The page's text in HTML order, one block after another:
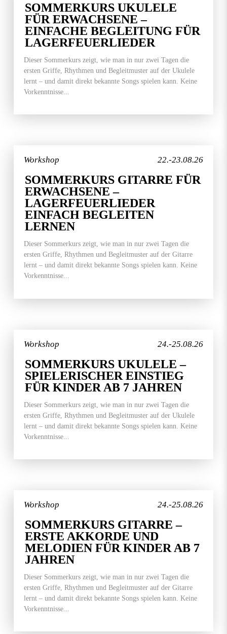
SOMMERKURS UKULELE
FÜR ERWACHSENE –
EINFACHE BEGLEITUNG FÜR
LAGERFEUERLIEDER
Dieser Sommerkurs zeigt, wie man in nur zwei Tagen die
ersten Griffe, Rhythmen und Begleitmuster auf der Ukulele
lernt – und damit direkt bekannte Songs spielen kann. Keine
Vorkenntnisse...
22.-23.08.26
Workshop
SOMMERKURS GITARRE FÜR
ERWACHSENE –
LAGERFEUERLIEDER
EINFACH BEGLEITEN
LERNEN
Dieser Sommerkurs zeigt, wie man in nur zwei Tagen die
ersten Griffe, Rhythmen und Begleitmuster auf der Gitarre
lernt – und damit direkt bekannte Songs spielen kann. Keine
Vorkenntnisse...
24.-25.08.26
Workshop
SOMMERKURS UKULELE –
SPIELERISCHER EINSTIEG
FÜR KINDER AB 7 JAHREN
Dieser Sommerkurs zeigt, wie man in nur zwei Tagen die
ersten Griffe, Rhythmen und Begleitmuster auf der Ukulele
lernt – und damit direkt bekannte Songs spielen kann. Keine
Vorkenntnisse...
24.-25.08.26
Workshop
SOMMERKURS GITARRE –
ERSTE AKKORDE UND
MELODIEN FÜR KINDER AB 7
JAHREN
Dieser Sommerkurs zeigt, wie man in nur zwei Tagen die
ersten Griffe, Rhythmen und Begleitmuster auf der Gitarre
lernt – und damit direkt bekannte Songs spielen kann. Keine
Vorkenntnisse...